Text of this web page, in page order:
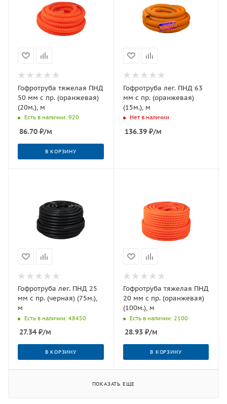
Гофротруба тяжелая ПНД
50 мм с пр. (оранжевая)
(20м.), м
Есть в наличии: 920
86.70 ₽/м
В КОРЗИНУ
Гофротруба лег. ПНД 63
мм с пр. (оранжевая)
(15м.), м
Нет в наличии
136.39₽/м
Гофротруба лег. ПНД 25
мм с пр. (черная) (75м.),
м
Есть в наличии: 48450
27.34₽/м
В КОРЗИНУ
Гофротруба тяжелая ПНД
20 мм с пр. (оранжевая)
(100м.), м
Есть в наличии: 2100
28.93₽/м
В КОРЗИНУ
ПОКАЗАТЬ ЕЩЕ